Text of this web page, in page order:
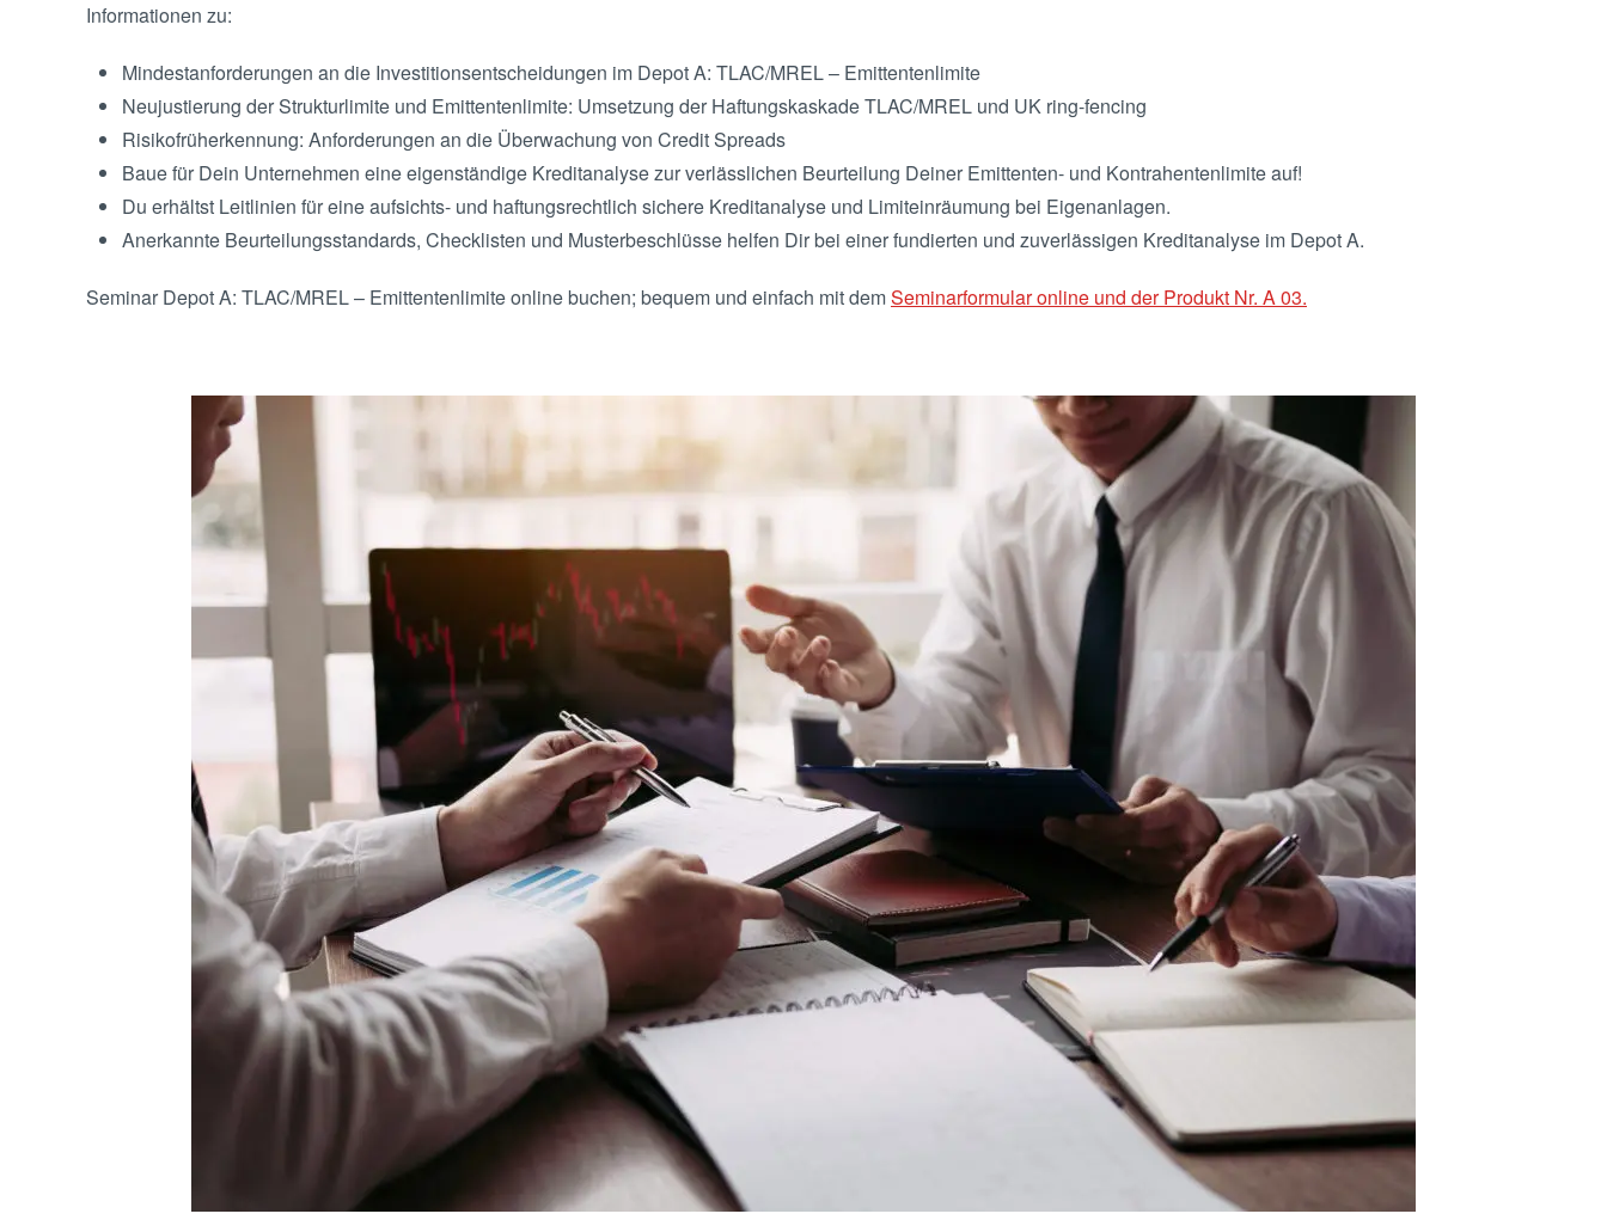
Informationen zu:
Mindestanforderungen an die Investitionsentscheidungen im Depot A: TLAC/MREL – Emittentenlimite
Neujustierung der Strukturlimite und Emittentenlimite: Umsetzung der Haftungskaskade TLAC/MREL und UK ring-fencing
Risikofrüherkennung: Anforderungen an die Überwachung von Credit Spreads
Baue für Dein Unternehmen eine eigenständige Kreditanalyse zur verlässlichen Beurteilung Deiner Emittenten- und Kontrahentenlimite auf!
Du erhältst Leitlinien für eine aufsichts- und haftungsrechtlich sichere Kreditanalyse und Limiteinräumung bei Eigenanlagen.
Anerkannte Beurteilungsstandards, Checklisten und Musterbeschlüsse helfen Dir bei einer fundierten und zuverlässigen Kreditanalyse im Depot A.
Seminar Depot A: TLAC/MREL – Emittentenlimite online buchen; bequem und einfach mit demSeminarformular online und der Produkt Nr. A 03.